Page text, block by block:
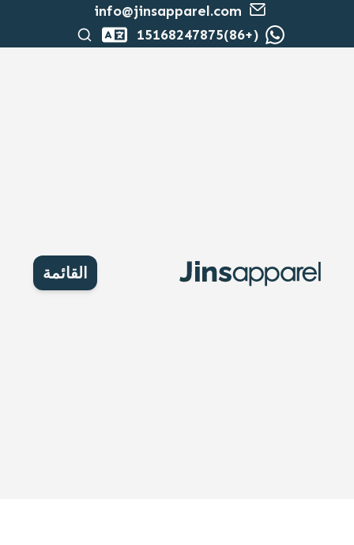
info@jinsapparel.com
(+86)15168247875
بحث
القائمة